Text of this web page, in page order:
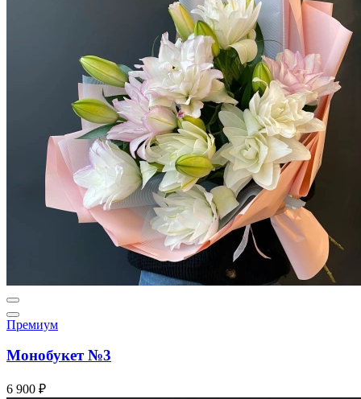
Премиум
Монобукет №3
6 900 ₽